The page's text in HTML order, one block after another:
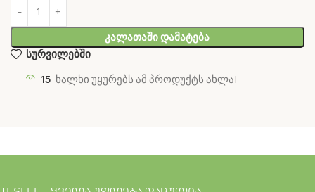
Კალათაში Დამატება
სურვილებში
15 ხალხი უყურებს ამ პროდუქტს ახლა!